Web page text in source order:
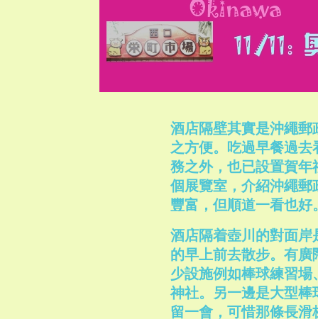
酒店隔壁其實是沖繩郵
之方便。吃過早餐過
務之外，也已設置賀
個展覽室，介紹沖繩
豐富，但順道一看也好
酒店隔着壺川的對面
的早上前去散步。有
少設施例如棒球練習
神社。另一邊是大型
留一會，可惜那條長